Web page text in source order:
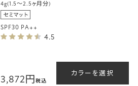
4g(1.5～2.5ヶ月分)
4.5
SPF30 PA++
3,872円税込
カラーを選択